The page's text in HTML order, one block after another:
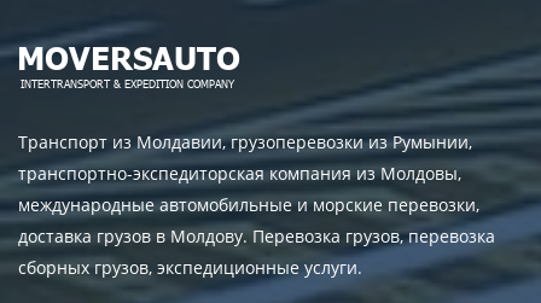
Транспорт из Молдавии, грузоперевозки из Румынии,
транспортно-экспедиторская компания из Молдовы,
международные автомобильные и морские перевозки,
доставка грузов в Молдову. Перевозка грузов, перевозка
сборных грузов, экспедиционные услуги.